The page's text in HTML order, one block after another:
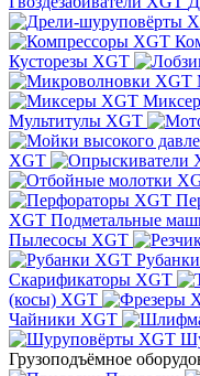
Кусторезы XGT
Мультитулы XGT
XGT
XGT Подметальные
Пылесосы XGT
Скарификаторы XGT
(косы) XGT
Чайники XGT
Грузоподъёмное